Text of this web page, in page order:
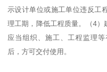
示设计单位或施工单位违反工
理工期，降低工程质量。（4）
应当组织、施工、工程监理
后，方可交付使用。